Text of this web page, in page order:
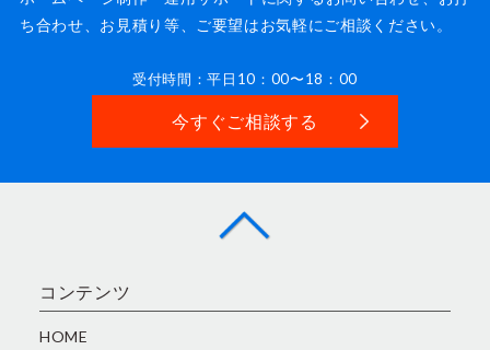
ち合わせ、お見積り等、ご要望はお気軽にご相談ください。
受付時間：平日10：00〜18：00
今すぐご相談する
コンテンツ
HOME